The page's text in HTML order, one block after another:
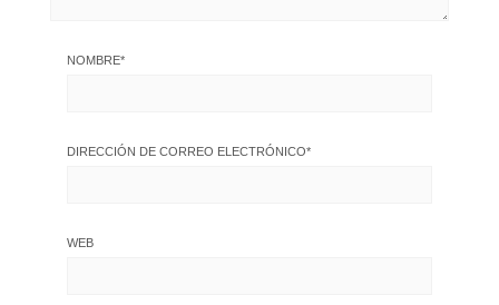
NOMBRE*
DIRECCIÓN DE CORREO ELECTRÓNICO*
WEB